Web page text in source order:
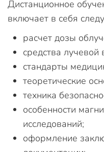
Дистанционное
включает в себя
расчет дозы
средства лучевой
стандарты
теоретические
техника
особенности
исследований;
оформление